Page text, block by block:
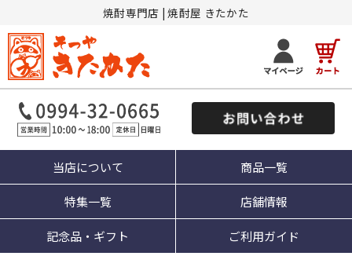
焼酎専門店 | 焼酎屋 きたかた
当店について 商品一覧
特集一覧 店舗情報
記念品・ギフト ご利用ガイド